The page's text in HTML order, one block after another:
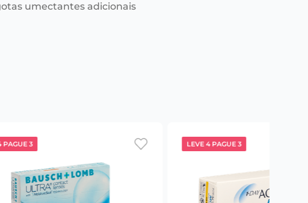
umectantes adicionais
PAGUE 3 LEVE 4 PAGUE 3